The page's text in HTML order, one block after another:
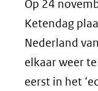
Op 24
Ketendag
Nederland
elkaar weer
eerst in het